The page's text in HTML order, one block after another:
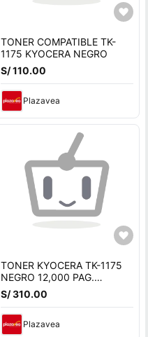
TONER COMPATIBLE TK-
1175 KYOCERA NEGRO
S/ 110.00
Plazavea
TONER KYOCERA TK-1175
NEGRO 12,000 PAG.
ORIGINAL
S/ 310.00
Plazavea